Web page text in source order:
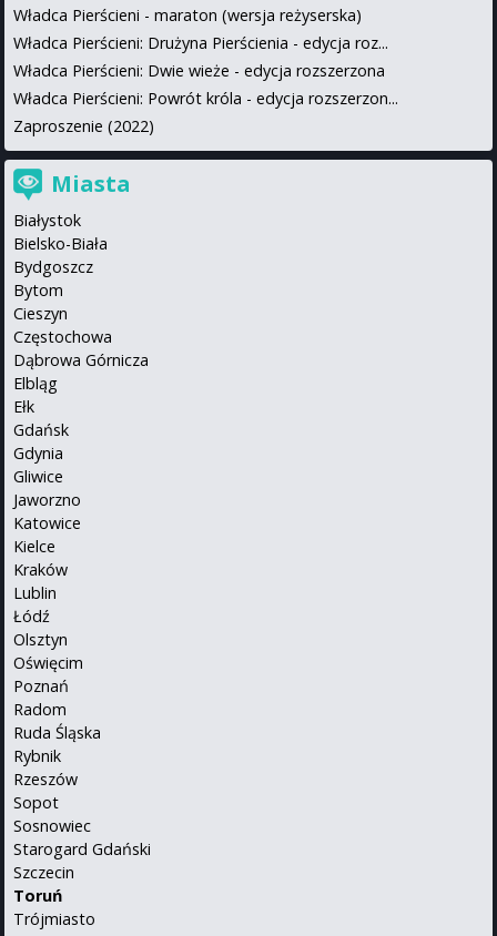
Władca Pierścieni - maraton (wersja reżyserska)
Władca Pierścieni: Drużyna Pierścienia - edycja roz...
Władca Pierścieni: Dwie wieże - edycja rozszerzona
Władca Pierścieni: Powrót króla - edycja rozszerzon...
Zaproszenie (2022)
Miasta
Białystok
Bielsko-Biała
Bydgoszcz
Bytom
Cieszyn
Częstochowa
Dąbrowa Górnicza
Elbląg
Ełk
Gdańsk
Gdynia
Gliwice
Jaworzno
Katowice
Kielce
Kraków
Lublin
Łódź
Olsztyn
Oświęcim
Poznań
Radom
Ruda Śląska
Rybnik
Rzeszów
Sopot
Sosnowiec
Starogard Gdański
Szczecin
Toruń
Trójmiasto